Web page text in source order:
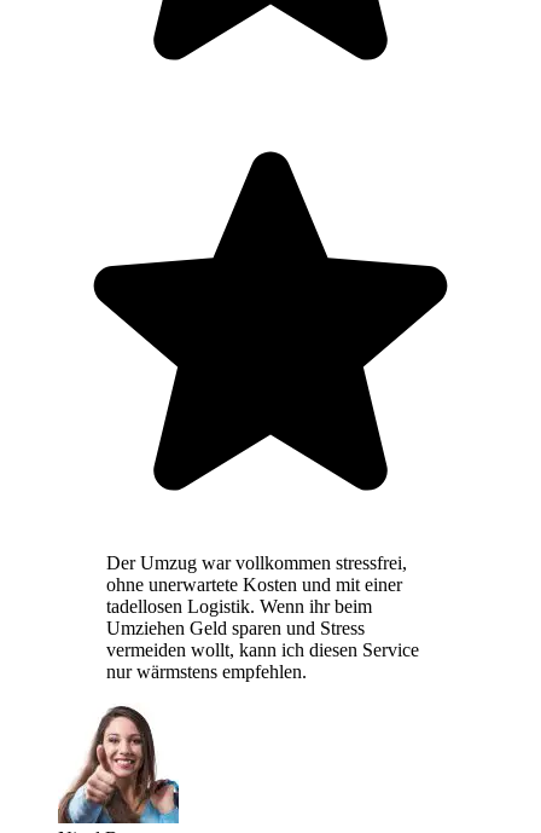
Der Umzug war vollkommen stressfrei,
ohne unerwartete Kosten und mit einer
tadellosen Logistik. Wenn ihr beim
Umziehen Geld sparen und Stress
vermeiden wollt, kann ich diesen Service
nur wärmstens empfehlen.